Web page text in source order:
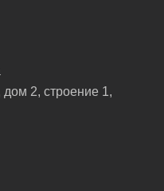
дом 2, строение 1,